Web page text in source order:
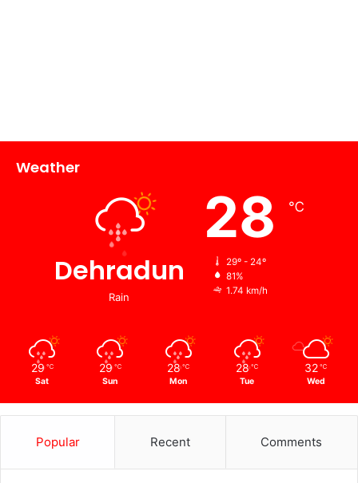
Weather
Dehradun
Rain
28 ℃
29º - 24º
81%
1.74 km/h
29 ℃
Sat
29 ℃
Sun
28 ℃
Mon
28 ℃
Tue
32 ℃
Wed
Popular Recent Comments